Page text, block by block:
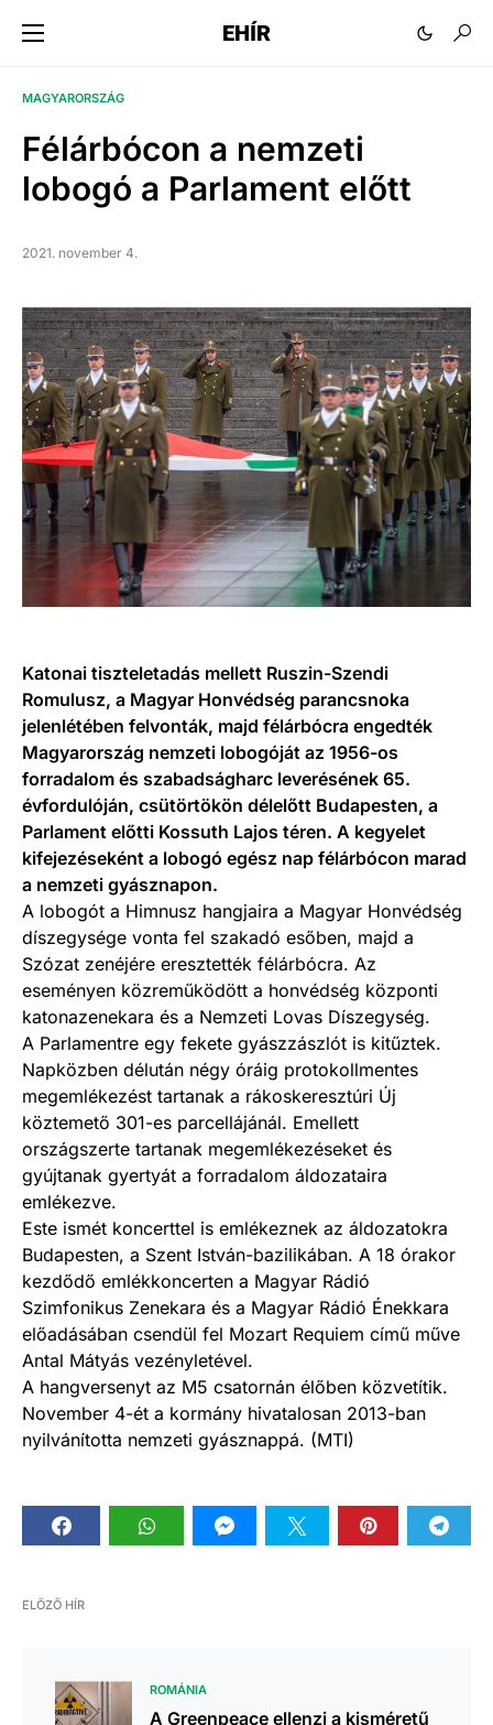
EHÍR
MAGYARORSZÁG
Félárbócon a nemzeti
lobogó a Parlament előtt
2021. november 4.
Katonai tiszteletadás mellett Ruszin-Szendi
Romulusz, a Magyar Honvédség parancsnoka
jelenlétében felvonták, majd félárbócra engedték
Magyarország nemzeti lobogóját az 1956-os
forradalom és szabadságharc leverésének 65.
évfordulóján, csütörtökön délelőtt Budapesten, a
Parlament előtti Kossuth Lajos téren. A kegyelet
kifejezéseként a lobogó egész nap félárbócon marad
a nemzeti gyásznapon.
A lobogót a Himnusz hangjaira a Magyar Honvédség
díszegysége vonta fel szakadó esőben, majd a
Szózat zenéjére eresztették félárbócra. Az
eseményen közreműködött a honvédség központi
katonazenekara és a Nemzeti Lovas Díszegység.
A Parlamentre egy fekete gyászzászlót is kitűztek.
Napközben délután négy óráig protokollmentes
megemlékezést tartanak a rákoskeresztúri Új
köztemető 301-es parcellájánál. Emellett
országszerte tartanak megemlékezéseket és
gyújtanak gyertyát a forradalom áldozataira
emlékezve.
Este ismét koncerttel is emlékeznek az áldozatokra
Budapesten, a Szent István-bazilikában. A 18 órakor
kezdődő emlékkoncerten a Magyar Rádió
Szimfonikus Zenekara és a Magyar Rádió Énekkara
előadásában csendül fel Mozart Requiem című műve
Antal Mátyás vezényletével.
A hangversenyt az M5 csatornán élőben közvetítik.
November 4-ét a kormány hivatalosan 2013-ban
nyilvánította nemzeti gyásznappá. (MTI)
ELŐZŐ HÍR
ROMÁNIA
A Greenpeace ellenzi a kisméretű